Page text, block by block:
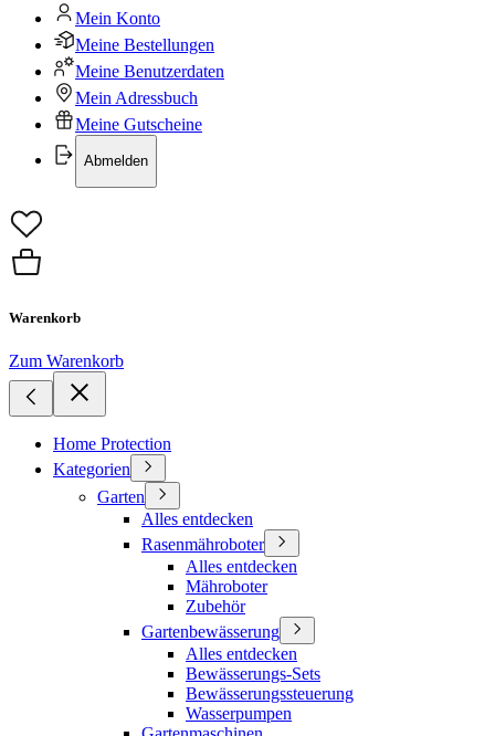
Mein Konto
Meine Bestellungen
Meine Benutzerdaten
Mein Adressbuch
Meine Gutscheine
Abmelden
Warenkorb
Zum Warenkorb
Home Protection
Kategorien
Garten
Alles entdecken
Rasenmähroboter
Alles entdecken
Mähroboter
Zubehör
Gartenbewässerung
Alles entdecken
Bewässerungs-Sets
Bewässerungssteuerung
Wasserpumpen